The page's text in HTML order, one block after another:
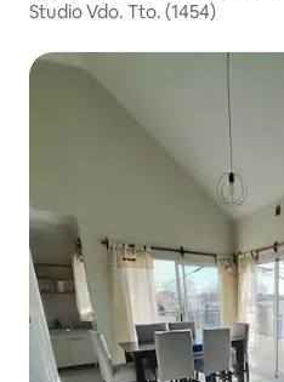
Studio Vdo. Tto. (1454)